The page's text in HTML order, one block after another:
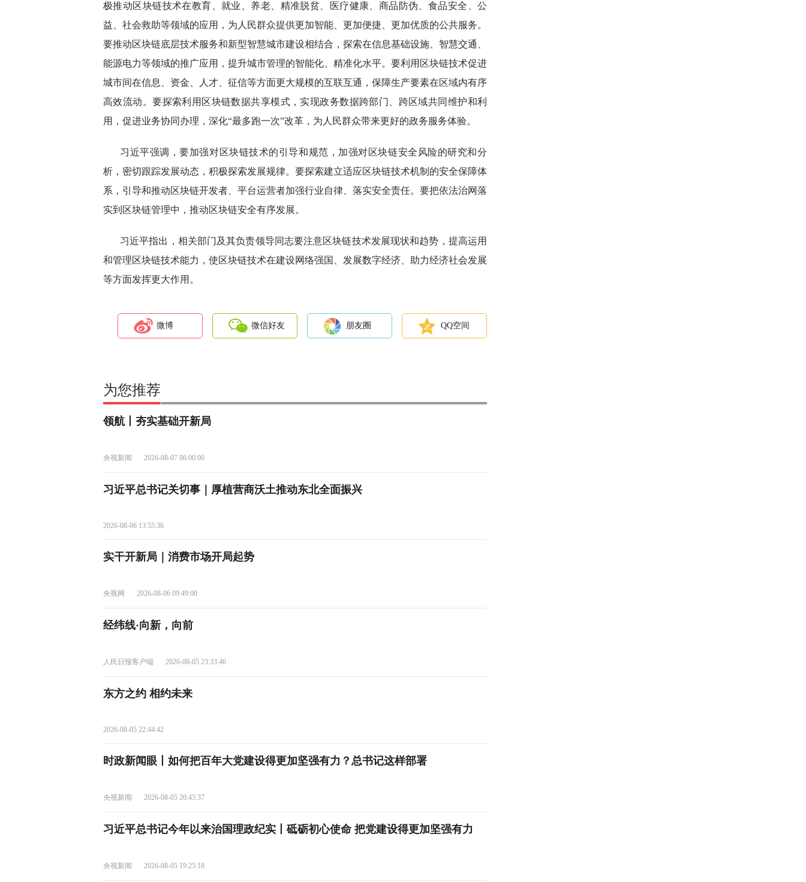
极推动区块链技术在教育、就业、养老、精准脱贫、医疗健康、商品防伪、食品安全、公
益、社会救助等领域的应用，为人民群众提供更加智能、更加便捷、更加优质的公共服务。
要推动区块链底层技术服务和新型智慧城市建设相结合，探索在信息基础设施、智慧交通、
能源电力等领域的推广应用，提升城市管理的智能化、精准化水平。要利用区块链技术促进
城市间在信息、资金、人才、征信等方面更大规模的互联互通，保障生产要素在区域内有序
高效流动。要探索利用区块链数据共享模式，实现政务数据跨部门、跨区域共同维护和利
用，促进业务协同办理，深化“最多跑一次”改革，为人民群众带来更好的政务服务体验。
习近平强调，要加强对区块链技术的引导和规范，加强对区块链安全风险的研究和分
析，密切跟踪发展动态，积极探索发展规律。要探索建立适应区块链技术机制的安全保障体
系，引导和推动区块链开发者、平台运营者加强行业自律、落实安全责任。要把依法治网落
实到区块链管理中，推动区块链安全有序发展。
习近平指出，相关部门及其负责领导同志要注意区块链技术发展现状和趋势，提高运用
和管理区块链技术能力，使区块链技术在建设网络强国、发展数字经济、助力经济社会发展
等方面发挥更大作用。
微博 微信好友 朋友圈 QQ空间
为您推荐
领航丨夯实基础开新局
央视新闻 2026-08-07 06:00:00
习近平总书记关切事｜厚植营商沃土推动东北全面振兴
2026-08-06 13:55:36
实干开新局｜消费市场开局起势
央视网 2026-08-06 09:49:00
经纬线·向新，向前
人民日报客户端 2026-08-05 23:33:46
东方之约 相约未来
2026-08-05 22:44:42
时政新闻眼丨如何把百年大党建设得更加坚强有力？总书记这样部署
央视新闻 2026-08-05 20:45:37
习近平总书记今年以来治国理政纪实丨砥砺初心使命 把党建设得更加坚强有力
央视新闻 2026-08-05 19:25:18